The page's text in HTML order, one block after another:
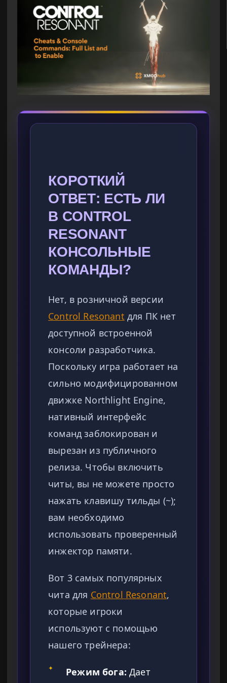
КОРОТКИЙ
ОТВЕТ: ЕСТЬ ЛИ
В CONTROL
RESONANT
КОНСОЛЬНЫЕ
КОМАНДЫ?
Нет, в розничной версии
Control Resonant для ПК нет
доступной встроенной
консоли разработчика.
Поскольку игра работает на
сильно модифицированном
движке Northlight Engine,
нативный интерфейс
команд заблокирован и
вырезан из публичного
релиза. Чтобы включить
читы, вы не можете просто
нажать клавишу тильды (~);
вам необходимо
использовать проверенный
инжектор памяти.
Вот 3 самых популярных
чита для Control Resonant,
которые игроки
используют с помощью
нашего трейнера:
✦ Режим бога: Дает